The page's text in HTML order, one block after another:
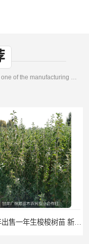
Development, design, production and sales in one of the manufacturing enterprises